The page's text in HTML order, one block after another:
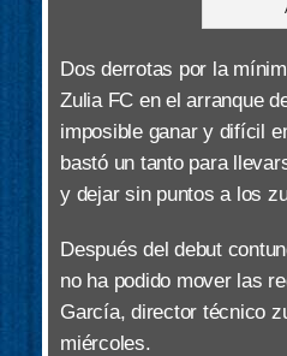
Dos derrotas por la
Zulia FC en el arranque
imposible ganar y difícil
bastó un tanto para
y dejar sin puntos a los
Después del debut
no ha podido mover las
García, director técnico
miércoles.